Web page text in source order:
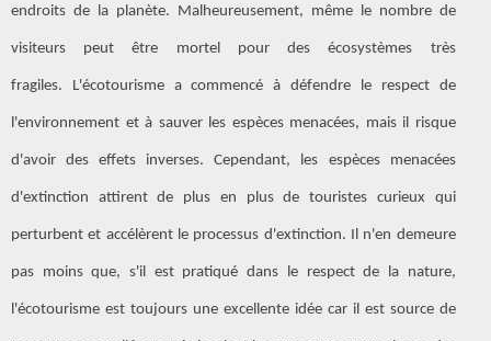
endroits de la planète. Malheureusement, même le nombre de
visiteurs peut être mortel pour des écosystèmes très
fragiles. L'écotourisme a commencé à défendre le respect de
l'environnement et à sauver les espèces menacées, mais il risque
d'avoir des effets inverses. Cependant, les espèces menacées
d'extinction attirent de plus en plus de touristes curieux qui
perturbent et accélèrent le processus d'extinction. Il n'en demeure
pas moins que, s'il est pratiqué dans le respect de la nature,
l'écotourisme est toujours une excellente idée car il est source de